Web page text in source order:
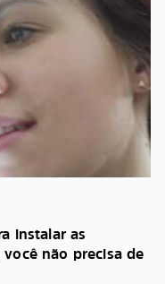
instalar as
não precisa de